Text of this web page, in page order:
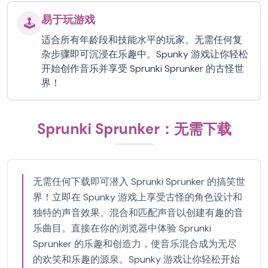
🕹️ 易于玩游戏
适合所有年龄段和技能水平的玩家。无需任何复
杂步骤即可沉浸在乐趣中。Spunky 游戏让你轻松
开始创作音乐并享受 Sprunki Sprunker 的古怪世
界！
Sprunki Sprunker：无需下载
无需任何下载即可潜入 Sprunki Sprunker 的搞笑世
界！立即在 Spunky 游戏上享受古怪的角色设计和
独特的声音效果。混合和匹配声音以创建有趣的音
乐曲目。直接在你的浏览器中体验 Sprunki
Sprunker 的乐趣和创造力，使音乐混合成为无尽
的欢笑和乐趣的源泉。Spunky 游戏让你轻松开始